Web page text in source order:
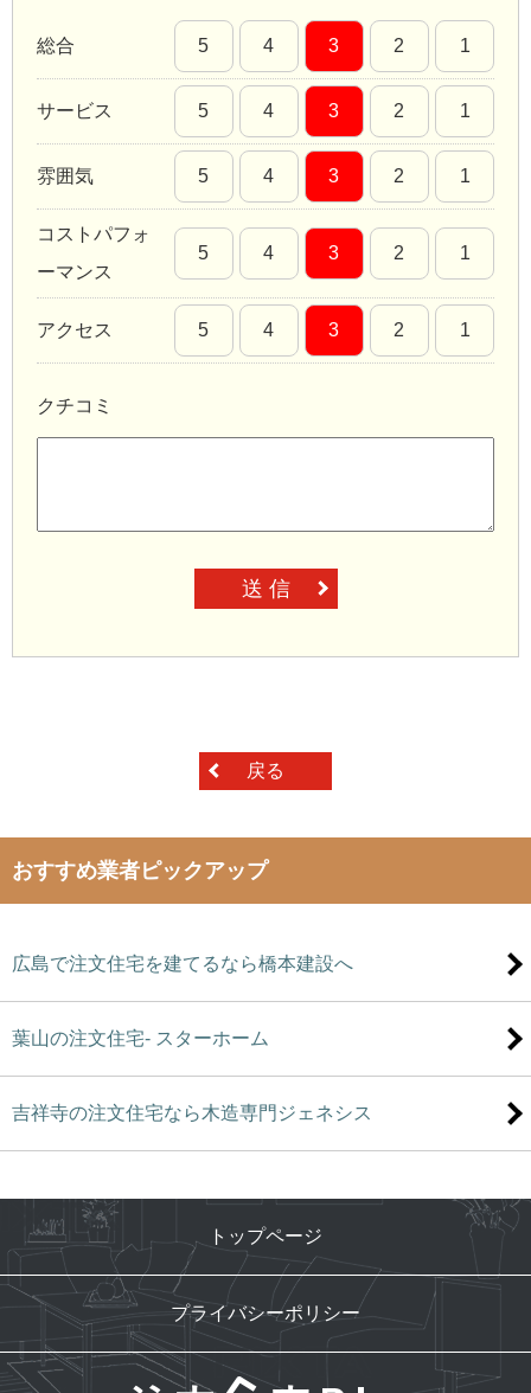
総合 5 4 3 2 1
サービス 5 4 3 2 1
雰囲気 5 4 3 2 1
コストパフォ
ーマンス
5 4 3 2 1
アクセス 5 4 3 2 1
クチコミ
送 信
戻る
おすすめ業者ピックアップ
広島で注文住宅を建てるなら橋本建設へ
葉山の注文住宅- スターホーム
吉祥寺の注文住宅なら木造専門ジェネシス
トップページ
プライバシーポリシー